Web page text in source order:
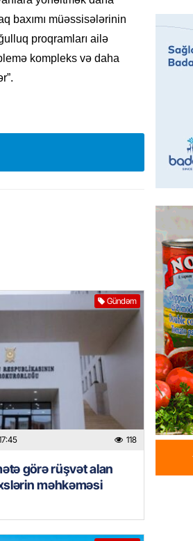
baxımı müəssisələrinin
proqramları ailə
kompleks və daha
Gündəm
118
görə rüşvət alan
məhkəməsi
GÜNDƏM
ilə
GÜNDƏM
Aytən
verildi
GÜNDƏM
HADISƏ